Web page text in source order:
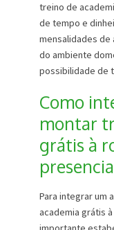
treino de
de tempo e
mensalidades de
do ambiente
possibilidade de
Como
montar
grátis à
Para integrar um
academia grátis